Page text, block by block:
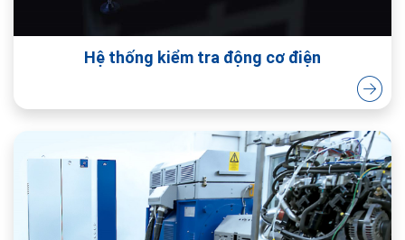
Hệ thống kiểm tra động cơ điện